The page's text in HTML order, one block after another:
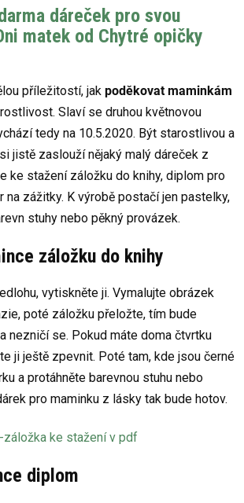
dáreček pro svou
matek od Chytré opičky
příležitostí, jak poděkovat maminkám
Slaví se druhou květnovou
tedy na 10.5.2020. Být starostlivou a
jistě zaslouží nějaký malý dáreček z
ke stažení záložku do knihy, diplom pro
na zážitky. K výrobě postačí jen pastelky,
stuhy nebo pěkný provázek.
záložku do knihy
vytiskněte ji. Vymalujte obrázek
poté záložku přeložte, tím bude
nezničí se. Pokud máte doma čtvrtku
ji ještě zpevnit. Poté tam, kde jsou černé
a protáhněte barevnou stuhu nebo
pro maminku z lásky tak bude hotov.
ke stažení v pdf
diplom